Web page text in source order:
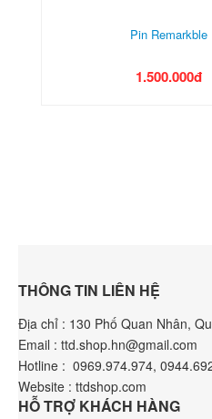
Pin Remarkble
1.500.000đ
THÔNG TIN LIÊN HỆ
Địa chỉ : 130 Phố Quan Nhân,
Email : ttd.shop.hn@gmail.com
Hotline : 0969.974.974,
Website : ttdshop.com
HỖ TRỢ KHÁCH HÀNG